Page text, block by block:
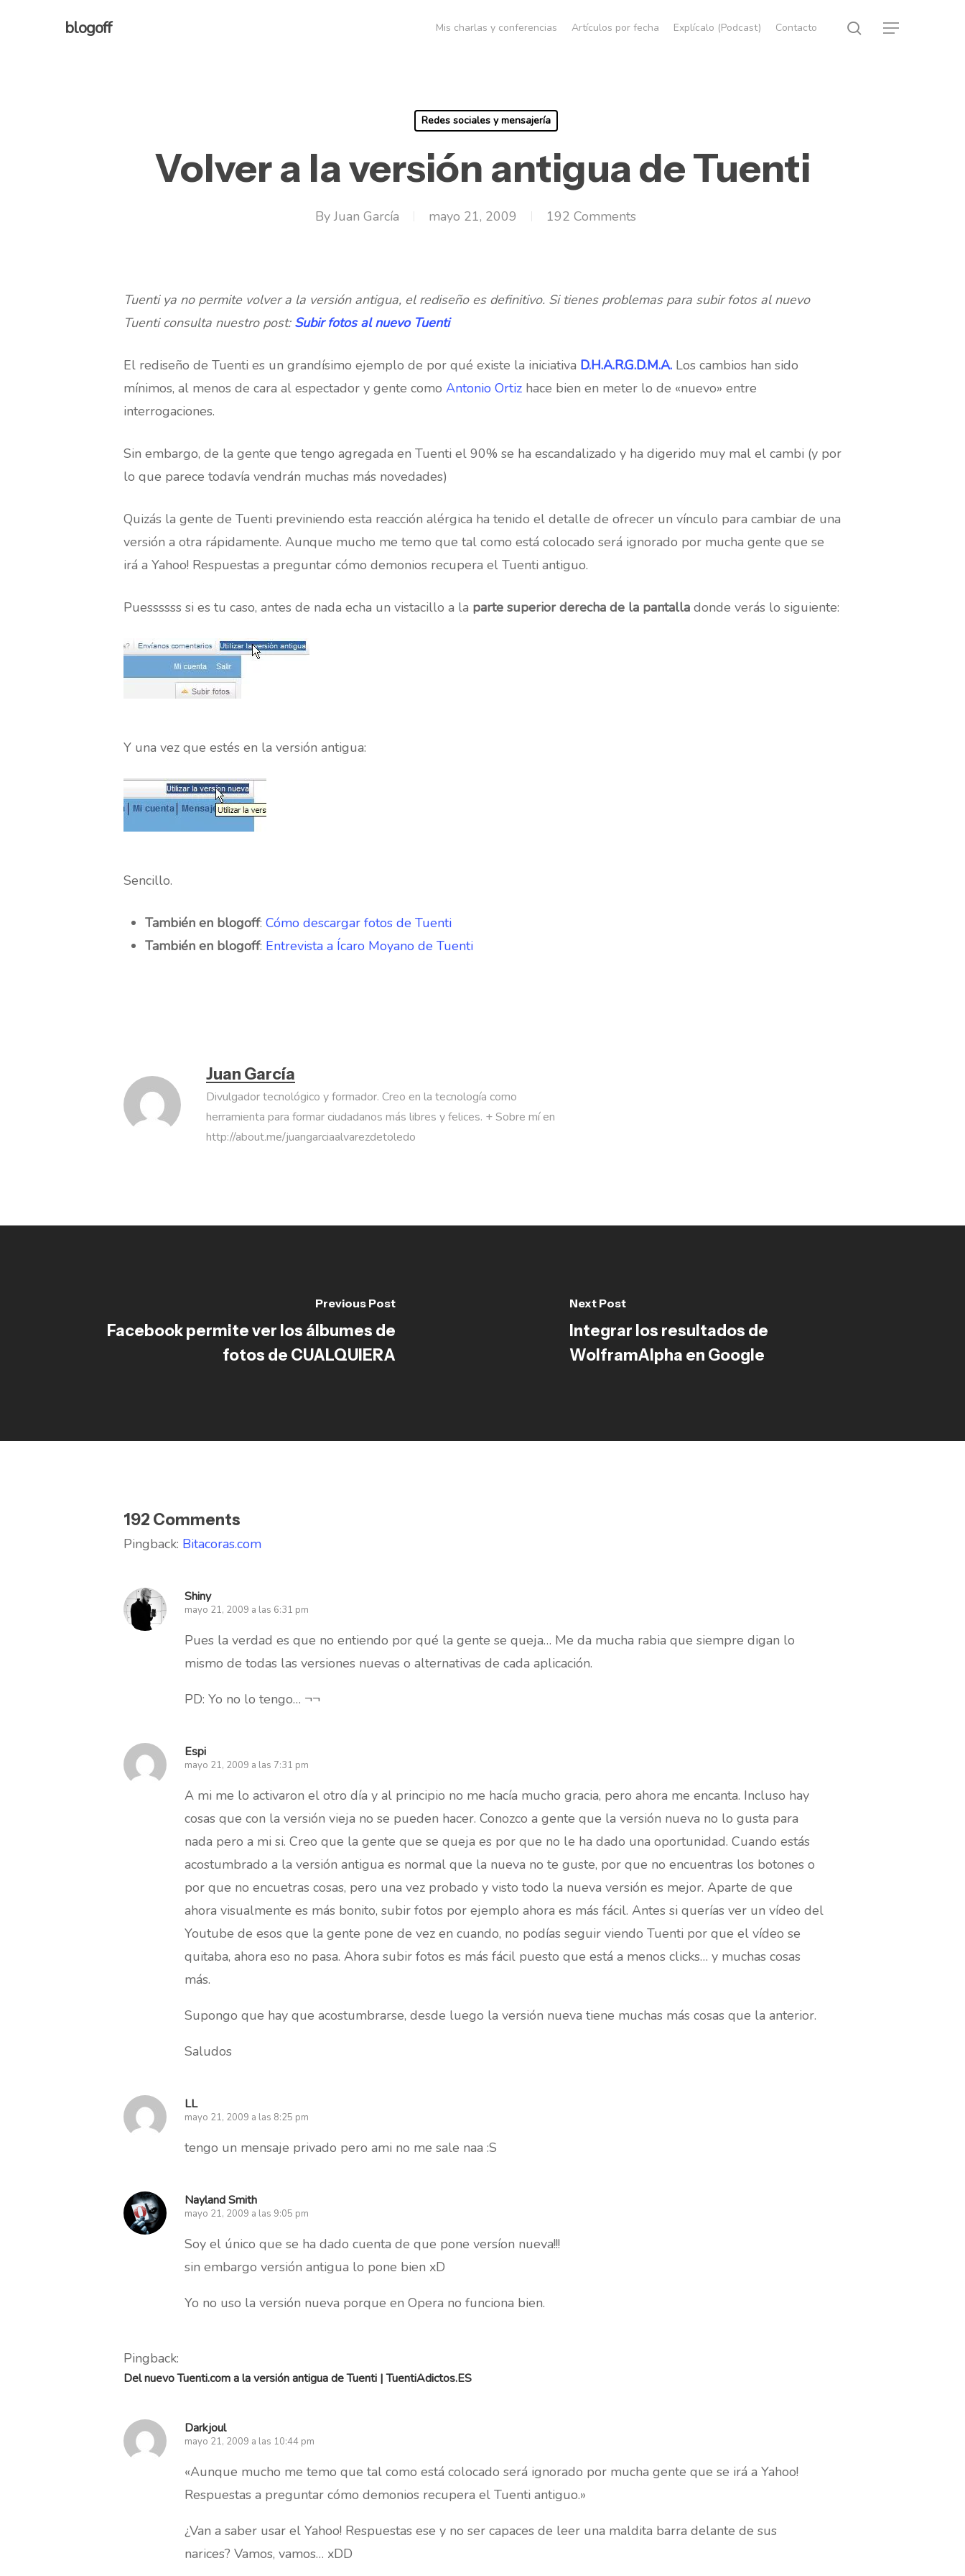
Hit enter to search or ESC to close
blogoff Mis charlas y conferencias Artículos por fecha Explícalo (Podcast) Contacto search
Menu
Redes sociales y mensajería
Volver a la versión antigua de Tuenti
By Juan García mayo 21, 2009 192 Comments
Tuenti ya no permite volver a la versión antigua, el rediseño es definitivo. Si tienes problemas para subir fotos al nuevo
Tuenti consulta nuestro post: Subir fotos al nuevo Tuenti
El rediseño de Tuenti es un grandísimo ejemplo de por qué existe la iniciativa D.H.A.R.G.D.M.A. Los cambios han sido
mínimos, al menos de cara al espectador y gente como Antonio Ortiz hace bien en meter lo de «nuevo» entre
interrogaciones.
Sin embargo, de la gente que tengo agregada en Tuenti el 90% se ha escandalizado y ha digerido muy mal el cambi (y por
lo que parece todavía vendrán muchas más novedades)
Quizás la gente de Tuenti previniendo esta reacción alérgica ha tenido el detalle de ofrecer un vínculo para cambiar de una
versión a otra rápidamente. Aunque mucho me temo que tal como está colocado será ignorado por mucha gente que se
irá a Yahoo! Respuestas a preguntar cómo demonios recupera el Tuenti antiguo.
Puessssss si es tu caso, antes de nada echa un vistacillo a la parte superior derecha de la pantalla donde verás lo siguiente:
Y una vez que estés en la versión antigua:
Sencillo.
También en blogoff: Cómo descargar fotos de Tuenti
También en blogoff: Entrevista a Ícaro Moyano de Tuenti
Juan García
Divulgador tecnológico y formador. Creo en la tecnología como
herramienta para formar ciudadanos más libres y felices. + Sobre mí en
http://about.me/juangarciaalvarezdetoledo
Previous Post
Facebook permite ver los álbumes de
fotos de CUALQUIERA
Next Post
Integrar los resultados de
WolframAlpha en Google
192 Comments
Pingback: Bitacoras.com
Shiny
mayo 21, 2009 a las 6:31 pm
Pues la verdad es que no entiendo por qué la gente se queja… Me da mucha rabia que siempre digan lo
mismo de todas las versiones nuevas o alternativas de cada aplicación.
PD: Yo no lo tengo… ¬¬
Espi
mayo 21, 2009 a las 7:31 pm
A mi me lo activaron el otro día y al principio no me hacía mucho gracia, pero ahora me encanta. Incluso hay
cosas que con la versión vieja no se pueden hacer. Conozco a gente que la versión nueva no lo gusta para
nada pero a mi si. Creo que la gente que se queja es por que no le ha dado una oportunidad. Cuando estás
acostumbrado a la versión antigua es normal que la nueva no te guste, por que no encuentras los botones o
por que no encuetras cosas, pero una vez probado y visto todo la nueva versión es mejor. Aparte de que
ahora visualmente es más bonito, subir fotos por ejemplo ahora es más fácil. Antes si querías ver un vídeo del
Youtube de esos que la gente pone de vez en cuando, no podías seguir viendo Tuenti por que el vídeo se
quitaba, ahora eso no pasa. Ahora subir fotos es más fácil puesto que está a menos clicks… y muchas cosas
más.
Supongo que hay que acostumbrarse, desde luego la versión nueva tiene muchas más cosas que la anterior.
Saludos
LL
mayo 21, 2009 a las 8:25 pm
tengo un mensaje privado pero ami no me sale naa :S
Nayland Smith
mayo 21, 2009 a las 9:05 pm
Soy el único que se ha dado cuenta de que pone versíon nueva!!!
sin embargo versión antigua lo pone bien xD
Yo no uso la versión nueva porque en Opera no funciona bien.
Pingback:
Del nuevo Tuenti.com a la versión antigua de Tuenti | TuentiAdictos.ES
Darkjoul
mayo 21, 2009 a las 10:44 pm
«Aunque mucho me temo que tal como está colocado será ignorado por mucha gente que se irá a Yahoo!
Respuestas a preguntar cómo demonios recupera el Tuenti antiguo.»
¿Van a saber usar el Yahoo! Respuestas ese y no ser capaces de leer una maldita barra delante de sus
narices? Vamos, vamos… xDD